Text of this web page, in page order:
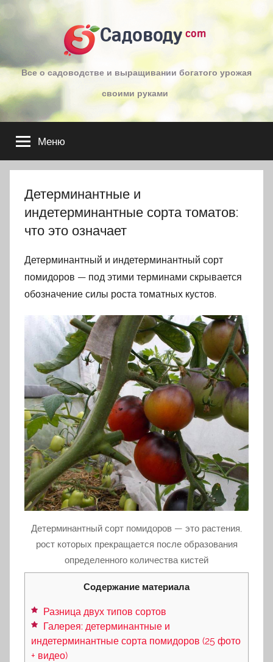
к
Садоводу com
Все о садоводстве и выращивании богатого урожая
своими руками
Меню
Детерминантные и
индетерминантные сорта томатов:
что это означает
Детерминантный и индетерминантный сорт
помидоров — под этими терминами скрывается
обозначение силы роста томатных кустов.
Детерминантный сорт помидоров — это растения,
рост которых прекращается после образования
определенного количества кистей
Содержание материала
Разница двух типов сортов
Галерея: детерминантные и
индетерминантные сорта помидоров (25 фото
+ видео)